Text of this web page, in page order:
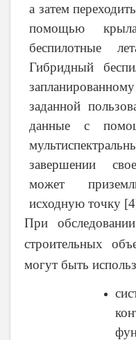
а затем
помощью
беспилотные
Гибридный
заданной
данные с
завершении
может
исходную точку
При
строительных
могут быть